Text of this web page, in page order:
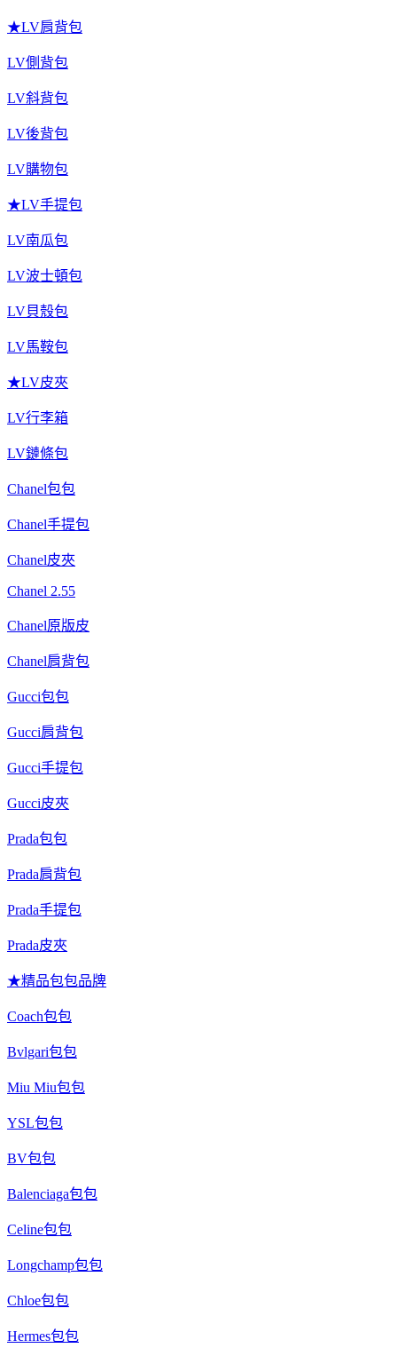
★LV肩背包
LV側背包
LV斜背包
LV後背包
LV購物包
★LV手提包
LV南瓜包
LV波士頓包
LV貝殼包
LV馬鞍包
★LV皮夾
LV行李箱
LV鏈條包
Chanel包包
Chanel手提包
Chanel皮夾
Chanel 2.55
Chanel原版皮
Chanel肩背包
Gucci包包
Gucci肩背包
Gucci手提包
Gucci皮夾
Prada包包
Prada肩背包
Prada手提包
Prada皮夾
★精品包包品牌
Coach包包
Bvlgari包包
Miu Miu包包
YSL包包
BV包包
Balenciaga包包
Celine包包
Longchamp包包
Chloe包包
Hermes包包